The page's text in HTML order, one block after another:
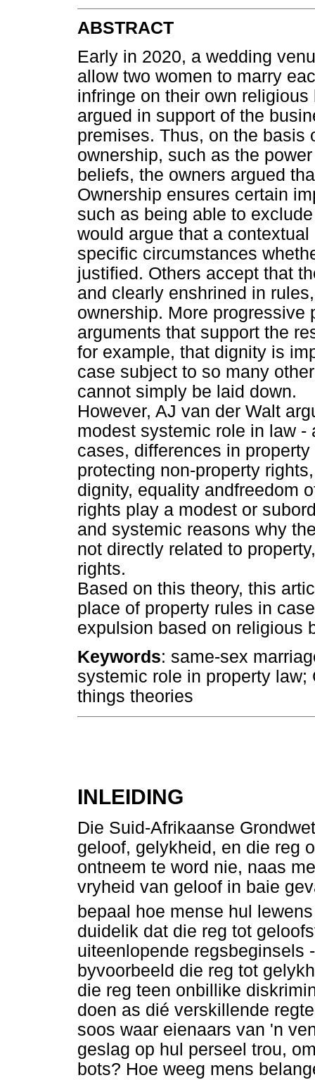
ABSTRACT
Early in 2020, a wedding
allow two women to marry
infringe on their own
argued in support of the
premises. Thus, on the basis
ownership, such as the
beliefs, the owners argued
Ownership ensures certain
such as being able to
would argue that a
specific circumstances
justified. Others accept that
and clearly enshrined in
ownership. More progressive
arguments that support the
for example, that dignity is
case subject to so many
cannot simply be laid down.
However, AJ van der Walt
modest systemic role in law
cases, differences in
protecting non-property
dignity, equality andfreedom
rights play a modest or
and systemic reasons why
not directly related to
rights.
Based on this theory, this
place of property rules in
expulsion based on religious
Keywords: same-sex
systemic role in property
things theories
INLEIDING
Die Suid-Afrikaanse
geloof, gelykheid, en die reg
ontneem te word nie, naas
vryheid van geloof in baie
bepaal hoe mense hul
duidelik dat die reg tot
uiteenlopende regsbeginsels
byvoorbeeld die reg tot
die reg teen onbillike
doen as dié verskillende
soos waar eienaars van 'n
geslag op hul perseel trou,
bots? Hoe weeg mens